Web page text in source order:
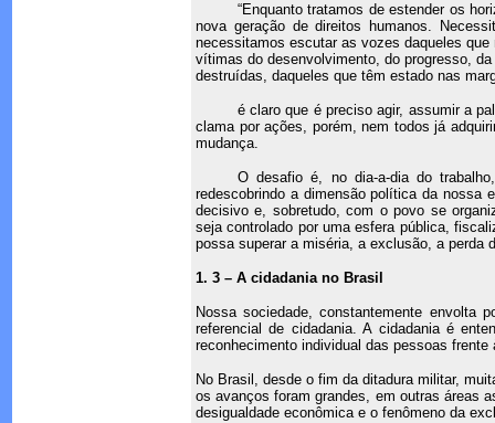
“Enquanto tratamos de estender os
nova geração de direitos humanos.
necessitamos escutar as vozes daqueles
vítimas do desenvolvimento, do progresso,
destruídas, daqueles que têm estado nas
é claro que é preciso agir, assumir a
clama por ações, porém, nem todos já
mudança.
O desafio é, no dia-a-dia do
redescobrindo a dimensão política da nossa
decisivo e, sobretudo, com o povo se
seja controlado por uma esfera pública,
possa superar a miséria, a exclusão, a
1. 3 – A cidadania no Brasil
Nossa sociedade, constantemente envolta
referencial de cidadania. A cidadania é
reconhecimento individual das pessoas
No Brasil, desde o fim da ditadura militar,
os avanços foram grandes, em outras áreas
desigualdade econômica e o fenômeno da